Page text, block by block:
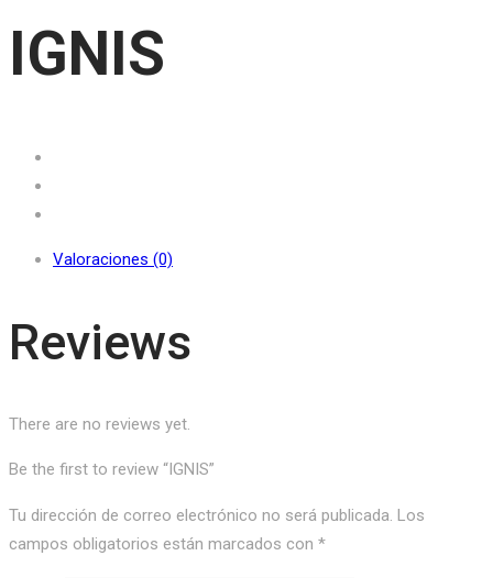
IGNIS
Valoraciones (0)
Reviews
There are no reviews yet.
Be the first to review “IGNIS”
Tu dirección de correo electrónico no será publicada. Los
campos obligatorios están marcados con *